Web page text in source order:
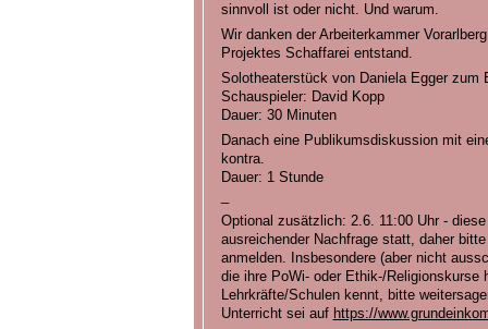
sinnvoll ist oder nicht. Und warum.
Wir danken der Arbeiterkammer
Projektes Schaffarei entstand.
Solotheaterstück von Daniela Egger zum
Schauspieler: David Kopp
Dauer: 30 Minuten
Danach eine Publikumsdiskussion mit
kontra.
Dauer: 1 Stunde
Optional zusätzlich: 2.6. 11:00 Uhr -
ausreichender Nachfrage statt, daher
anmelden. Insbesondere (aber nicht
die ihre PoWi- oder Ethik-/Religionskurse
Lehrkräfte/Schulen kennt, bitte
Unterricht sei auf https://